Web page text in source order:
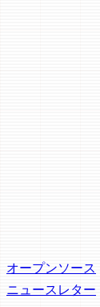
オープンソース
ニュースレター